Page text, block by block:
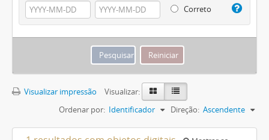
Correto
Visualizar impressão
Visualizar:
Ordenar por: Identificador Direção: Ascendente